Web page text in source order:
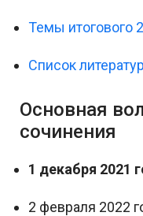
Темы итогового
Список
Основная
сочинения
1 декабря 2021
2 февраля 2022